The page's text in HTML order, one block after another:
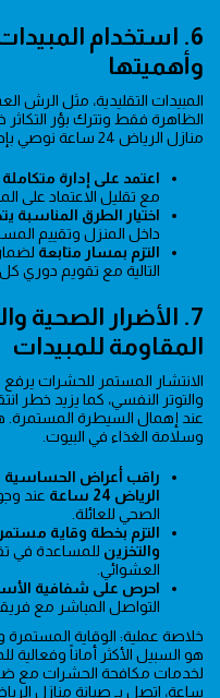
6. استخدام
وأهميتها
المبيدات التقليدية، مثل الرش
الظاهرة فقط وتترك بؤر
منازل الرياض 24 ساعة نوصي بإدارة متكاملة للآفات.
اعتمد على إدارة
مع تقليل الاعتماد على
اختيار الطرق المناسبة
داخل المنزل وتقييم
التزم بمسار متابعة
التالية مع تقويم دوري كل 4 أسابيع.
7. الأضرار الصحية
المقاومة للمبيدات
الانتشار المستمر للحشرات
والتوتر النفسي، كما يزيد خطر
عند إهمال السيطرة المستمرة.
وسلامة الغذاء في البيوت.
راقب أعراض الحساسية
الرياض 24 ساعة
عند
الصحي للعائلة.
التزم بخطة وقاية
والتخزين للمساعدة في
العشوائي.
احرص على شفافية
التواصل المباشر مع
خلاصة عملية: الوقاية المستمرة
هو السبيل الأكثر أماناً وفعالية
ساعة، اتصل بـ صيانة منازل الرياض 24 ساعة على الرقم